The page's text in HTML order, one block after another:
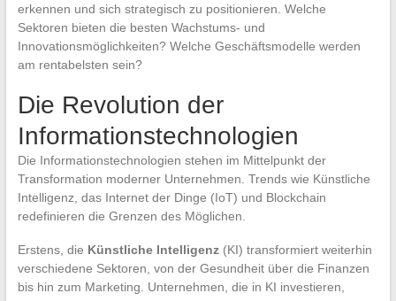
erkennen und sich strategisch zu positionieren. Welche
Sektoren bieten die besten Wachstums- und
Innovationsmöglichkeiten? Welche Geschäftsmodelle werden
am rentabelsten sein?
Die Revolution der
Informationstechnologien
Die Informationstechnologien stehen im Mittelpunkt der
Transformation moderner Unternehmen. Trends wie Künstliche
Intelligenz, das Internet der Dinge (IoT) und Blockchain
redefinieren die Grenzen des Möglichen.
Erstens, die Künstliche Intelligenz(KI) transformiert weiterhin
verschiedene Sektoren, von der Gesundheit über die Finanzen
bis hin zum Marketing. Unternehmen, die in KI investieren,